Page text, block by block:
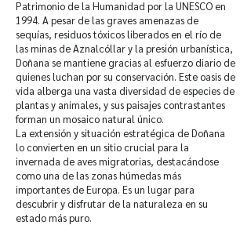
Patrimonio de la Humanidad por la UNESCO en
1994. A pesar de las graves amenazas de
sequías, residuos tóxicos liberados en el río de
las minas de Aznalcóllar y la presión urbanística,
Doñana se mantiene gracias al esfuerzo diario de
quienes luchan por su conservación. Este oasis de
vida alberga una vasta diversidad de especies de
plantas y animales, y sus paisajes contrastantes
forman un mosaico natural único.
La extensión y situación estratégica de Doñana
lo convierten en un sitio crucial para la
invernada de aves migratorias, destacándose
como una de las zonas húmedas más
importantes de Europa. Es un lugar para
descubrir y disfrutar de la naturaleza en su
estado más puro.